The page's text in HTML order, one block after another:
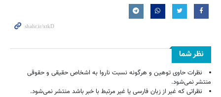
نظر شما
نظرات حاوی توهین و هرگونه نسبت ناروا به اشخاص حقیقی و حقوقی
منتشر نمی‌شود.
نظراتی که غیر از زبان فارسی یا غیر مرتبط با خبر باشد منتشر نمی‌شود.